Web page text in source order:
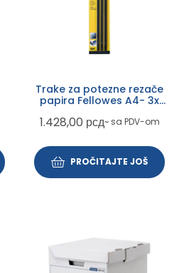
Trake za potezne rezače
papira Fellowes A4- 3x
1.428,00 рсд~ sa PDV-om
PROČITAJTE JOŠ